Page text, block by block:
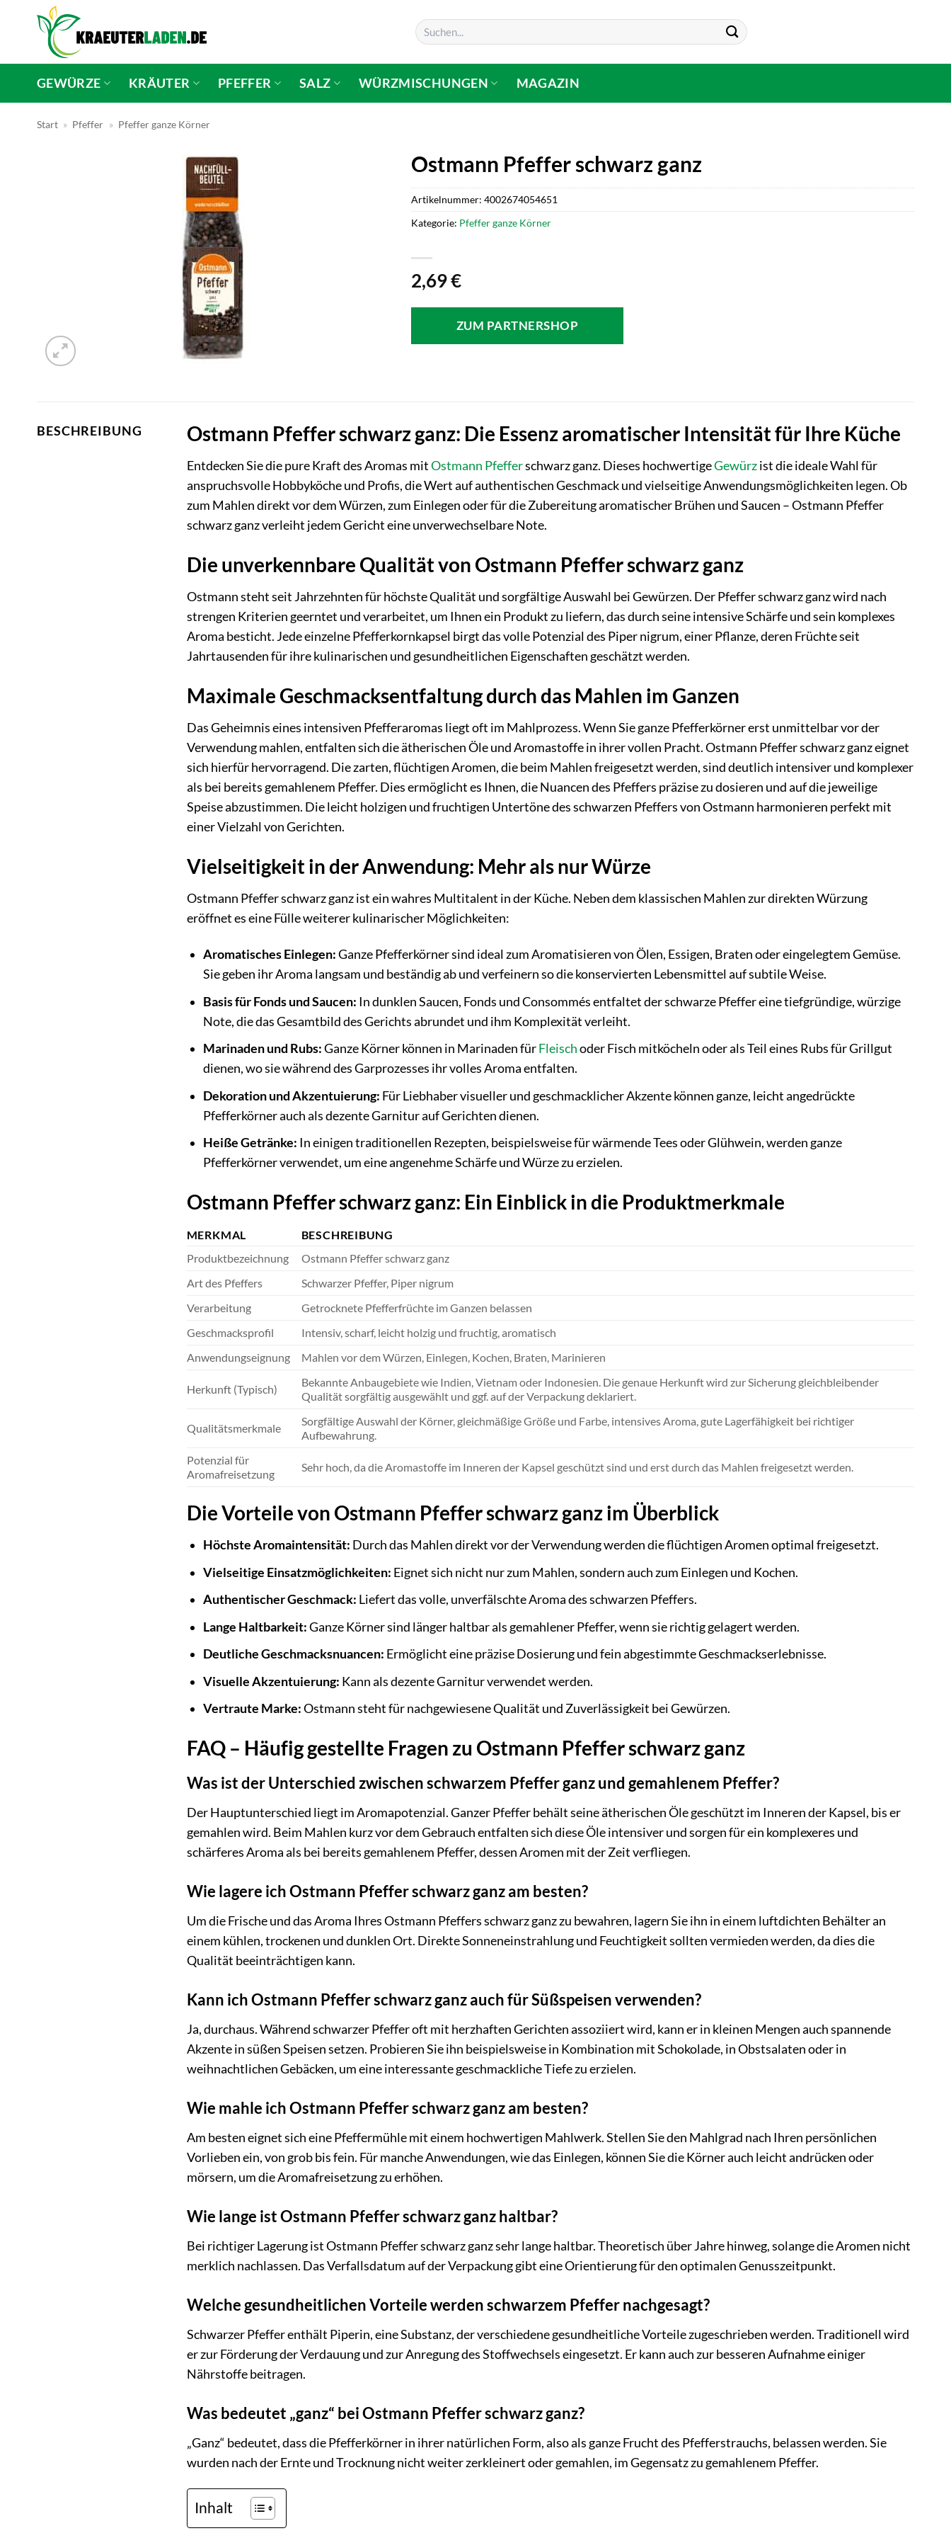
Suchen
nach:
GEWÜRZE KRÄUTER PFEFFER SALZ WÜRZMISCHUNGEN MAGAZIN
Start » Pfeffer » Pfeffer ganze Körner
Ostmann Pfeffer schwarz ganz
2,69€
ZUM PARTNERSHOP
Artikelnummer:4002674054651
Kategorie: Pfeffer ganze Körner
BESCHREIBUNG Ostmann Pfeffer schwarz ganz: Die Essenz aromatischer Intensität für Ihre Küche
Entdecken Sie die pure Kraft des Aromas mitOstmann Pfefferschwarz ganz. Dieses hochwertigeGewürzist die ideale Wahl für
anspruchsvolle Hobbyköche und Profis, die Wert auf authentischen Geschmack und vielseitige Anwendungsmöglichkeiten legen. Ob
zum Mahlen direkt vor dem Würzen, zum Einlegen oder für die Zubereitung aromatischer Brühen und Saucen – Ostmann Pfeffer
schwarz ganz verleiht jedem Gericht eine unverwechselbare Note.
Die unverkennbare Qualität von Ostmann Pfeffer schwarz ganz
Ostmann steht seit Jahrzehnten für höchste Qualität und sorgfältige Auswahl bei Gewürzen. Der Pfeffer schwarz ganz wird nach
strengen Kriterien geerntet und verarbeitet, um Ihnen ein Produkt zu liefern, das durch seine intensive Schärfe und sein komplexes
Aroma besticht. Jede einzelne Pfefferkornkapsel birgt das volle Potenzial des Piper nigrum, einer Pflanze, deren Früchte seit
Jahrtausenden für ihre kulinarischen und gesundheitlichen Eigenschaften geschätzt werden.
Maximale Geschmacksentfaltung durch das Mahlen im Ganzen
Das Geheimnis eines intensiven Pfefferaromas liegt oft im Mahlprozess. Wenn Sie ganze Pfefferkörner erst unmittelbar vor der
Verwendung mahlen, entfalten sich die ätherischen Öle und Aromastoffe in ihrer vollen Pracht. Ostmann Pfeffer schwarz ganz eignet
sich hierfür hervorragend. Die zarten, flüchtigen Aromen, die beim Mahlen freigesetzt werden, sind deutlich intensiver und komplexer
als bei bereits gemahlenem Pfeffer. Dies ermöglicht es Ihnen, die Nuancen des Pfeffers präzise zu dosieren und auf die jeweilige
Speise abzustimmen. Die leicht holzigen und fruchtigen Untertöne des schwarzen Pfeffers von Ostmann harmonieren perfekt mit
einer Vielzahl von Gerichten.
Vielseitigkeit in der Anwendung: Mehr als nur Würze
Ostmann Pfeffer schwarz ganz ist ein wahres Multitalent in der Küche. Neben dem klassischen Mahlen zur direkten Würzung
eröffnet es eine Fülle weiterer kulinarischer Möglichkeiten:
Aromatisches Einlegen:Ganze Pfefferkörner sind ideal zum Aromatisieren von Ölen, Essigen, Braten oder eingelegtem Gemüse.
Sie geben ihr Aroma langsam und beständig ab und verfeinern so die konservierten Lebensmittel auf subtile Weise.
Basis für Fonds und Saucen: In dunklen Saucen, Fonds und Consommés entfaltet der schwarze Pfeffer eine tiefgründige, würzige
Note, die das Gesamtbild des Gerichts abrundet und ihm Komplexität verleiht.
Marinaden und Rubs:Ganze Körner können in Marinaden fürFleischoder Fisch mitköcheln oder als Teil eines Rubs für Grillgut
dienen, wo sie während des Garprozesses ihr volles Aroma entfalten.
Dekoration und Akzentuierung: Für Liebhaber visueller und geschmacklicher Akzente können ganze, leicht angedrückte
Pfefferkörner auch als dezente Garnitur auf Gerichten dienen.
Heiße Getränke: In einigen traditionellen Rezepten, beispielsweise für wärmende Tees oder Glühwein, werden ganze
Pfefferkörner verwendet, um eine angenehme Schärfe und Würze zu erzielen.
Ostmann Pfeffer schwarz ganz: Ein Einblick in die Produktmerkmale
MERKMAL
BESCHREIBUNG
Produktbezeichnung
Ostmann Pfeffer schwarz ganz
Art des Pfeffers
Schwarzer Pfeffer, Piper nigrum
Verarbeitung
Getrocknete Pfefferfrüchte im Ganzen belassen
Geschmacksprofil
Intensiv, scharf, leicht holzig und fruchtig, aromatisch
Anwendungseignung
Mahlen vor dem Würzen, Einlegen, Kochen, Braten, Marinieren
Herkunft (Typisch)
Bekannte Anbaugebiete wie Indien, Vietnam oder Indonesien. Die genaue Herkunft wird zur Sicherung gleichbleibender
Qualität sorgfältig ausgewählt und ggf. auf der Verpackung deklariert.
Qualitätsmerkmale
Sorgfältige Auswahl der Körner, gleichmäßige Größe und Farbe, intensives Aroma, gute Lagerfähigkeit bei richtiger
Aufbewahrung.
Potenzial für
Aromafreisetzung
Sehr hoch, da die Aromastoffe im Inneren der Kapsel geschützt sind und erst durch das Mahlen freigesetzt werden.
Die Vorteile von Ostmann Pfeffer schwarz ganz im Überblick
Höchste Aromaintensität: Durch das Mahlen direkt vor der Verwendung werden die flüchtigen Aromen optimal freigesetzt.
Vielseitige Einsatzmöglichkeiten: Eignet sich nicht nur zum Mahlen, sondern auch zum Einlegen und Kochen.
Authentischer Geschmack: Liefert das volle, unverfälschte Aroma des schwarzen Pfeffers.
Lange Haltbarkeit:Ganze Körner sind länger haltbar als gemahlener Pfeffer, wenn sie richtig gelagert werden.
Deutliche Geschmacksnuancen: Ermöglicht eine präzise Dosierung und fein abgestimmte Geschmackserlebnisse.
Visuelle Akzentuierung: Kann als dezente Garnitur verwendet werden.
Vertraute Marke:Ostmann steht für nachgewiesene Qualität und Zuverlässigkeit bei Gewürzen.
FAQ – Häufig gestellte Fragen zu Ostmann Pfeffer schwarz ganz
Was ist der Unterschied zwischen schwarzem Pfeffer ganz und gemahlenem Pfeffer?
Der Hauptunterschied liegt im Aromapotenzial. Ganzer Pfeffer behält seine ätherischen Öle geschützt im Inneren der Kapsel, bis er
gemahlen wird. Beim Mahlen kurz vor dem Gebrauch entfalten sich diese Öle intensiver und sorgen für ein komplexeres und
schärferes Aroma als bei bereits gemahlenem Pfeffer, dessen Aromen mit der Zeit verfliegen.
Wie lagere ich Ostmann Pfeffer schwarz ganz am besten?
Um die Frische und das Aroma Ihres Ostmann Pfeffers schwarz ganz zu bewahren, lagern Sie ihn in einem luftdichten Behälter an
einem kühlen, trockenen und dunklen Ort. Direkte Sonneneinstrahlung und Feuchtigkeit sollten vermieden werden, da dies die
Qualität beeinträchtigen kann.
Kann ich Ostmann Pfeffer schwarz ganz auch für Süßspeisen verwenden?
Ja, durchaus. Während schwarzer Pfeffer oft mit herzhaften Gerichten assoziiert wird, kann er in kleinen Mengen auch spannende
Akzente in süßen Speisen setzen. Probieren Sie ihn beispielsweise in Kombination mit Schokolade, in Obstsalaten oder in
weihnachtlichen Gebäcken, um eine interessante geschmackliche Tiefe zu erzielen.
Wie mahle ich Ostmann Pfeffer schwarz ganz am besten?
Am besten eignet sich eine Pfeffermühle mit einem hochwertigen Mahlwerk. Stellen Sie den Mahlgrad nach Ihren persönlichen
Vorlieben ein, von grob bis fein. Für manche Anwendungen, wie das Einlegen, können Sie die Körner auch leicht andrücken oder
mörsern, um die Aromafreisetzung zu erhöhen.
Wie lange ist Ostmann Pfeffer schwarz ganz haltbar?
Bei richtiger Lagerung ist Ostmann Pfeffer schwarz ganz sehr lange haltbar. Theoretisch über Jahre hinweg, solange die Aromen nicht
merklich nachlassen. Das Verfallsdatum auf der Verpackung gibt eine Orientierung für den optimalen Genusszeitpunkt.
Welche gesundheitlichen Vorteile werden schwarzem Pfeffer nachgesagt?
Schwarzer Pfeffer enthält Piperin, eine Substanz, der verschiedene gesundheitliche Vorteile zugeschrieben werden. Traditionell wird
er zur Förderung der Verdauung und zur Anregung des Stoffwechsels eingesetzt. Er kann auch zur besseren Aufnahme einiger
Nährstoffe beitragen.
Was bedeutet „ganz“ bei Ostmann Pfeffer schwarz ganz?
„Ganz“ bedeutet, dass die Pfefferkörner in ihrer natürlichen Form, also als ganze Frucht des Pfefferstrauchs, belassen werden. Sie
wurden nach der Ernte und Trocknung nicht weiter zerkleinert oder gemahlen, im Gegensatz zu gemahlenem Pfeffer.
Inhalt